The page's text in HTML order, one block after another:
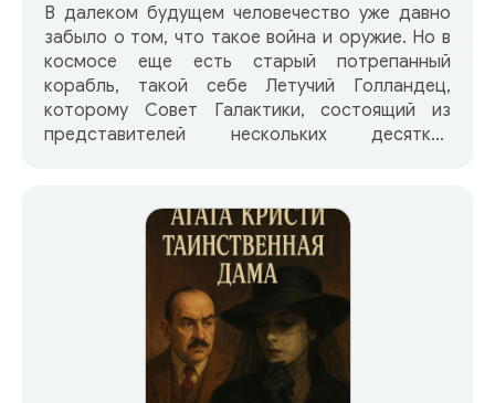
В далеком будущем человечество уже давно
забыло о том, что такое война и оружие. Но в
космосе еще есть старый потрепанный
корабль, такой себе Летучий Голландец,
которому Совет Галактики, состоящий из
представителей нескольких десятков
суровые меры были приняты во избежании
опасности заразиться самой опасной
болезнью на свете, против которой нет даже